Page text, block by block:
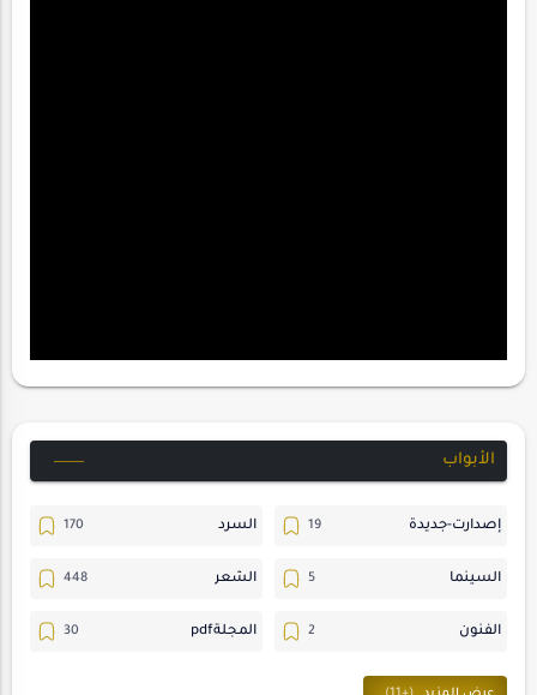
الأبواب
إصدارت-جديدة السرد
السينما الشعر
الفنون المجلةpdf
المسرح